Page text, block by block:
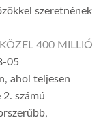
szeretnének
400 MILLIÓ
05
ahol teljesen
számú